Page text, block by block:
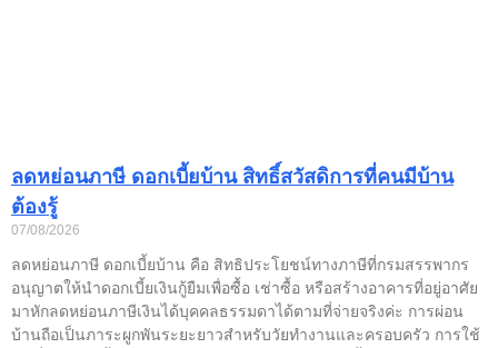
ลดหย่อนภาษี ดอกเบี้ยบ้าน สิทธิ์สวัสดิการที่คนมีบ้าน
ต้องรู้
07/08/2026
ลดหย่อนภาษี ดอกเบี้ยบ้าน คือ สิทธิประโยชน์ทางภาษีที่กรมสรรพากร
อนุญาตให้นำดอกเบี้ยเงินกู้ยืมเพื่อซื้อ เช่าซื้อ หรือสร้างอาคารที่อยู่อาศัย
มาหักลดหย่อนภาษีเงินได้บุคคลธรรมดาได้ตามที่จ่ายจริงค่ะ การผ่อน
บ้านถือเป็นภาระผูกพันระยะยาวสำหรับวัยทำงานและครอบครัว การใช้